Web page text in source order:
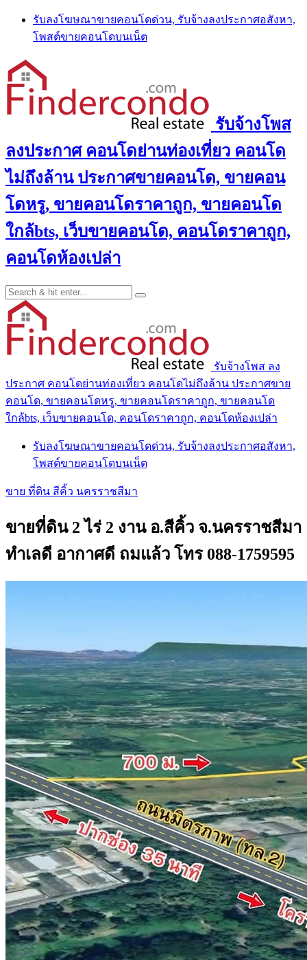
Skip
content
รับลงโฆษณาขายคอนโดด่วน, รับจ้างลงประกาศอสังหา,
โพสต์ขายคอนโดบนเน็ต
รับจ้างโพส
ลงประกาศ คอนโดย่านท่องเที่ยว คอนโด
ไม่ถึงล้าน ประกาศขายคอนโด, ขายคอน
โดหรู, ขายคอนโดราคาถูก, ขายคอนโด
ใกล้bts, เว็บขายคอนโด, คอนโดราคาถูก,
คอนโดห้องเปล่า
รับจ้างโพส ลง
ประกาศ คอนโดย่านท่องเที่ยว คอนโดไม่ถึงล้าน ประกาศขาย
คอนโด, ขายคอนโดหรู, ขายคอนโดราคาถูก, ขายคอนโด
ใกล้bts, เว็บขายคอนโด, คอนโดราคาถูก, คอนโดห้องเปล่า
รับลงโฆษณาขายคอนโดด่วน, รับจ้างลงประกาศอสังหา,
โพสต์ขายคอนโดบนเน็ต
ขาย ที่ดิน สีคิ้ว นครราชสีมา
ขายที่ดิน 2 ไร่ 2 งาน อ.สีคิ้ว จ.นครราชสีมา
ทำเลดี อากาศดี ถมแล้ว โทร 088-1759595